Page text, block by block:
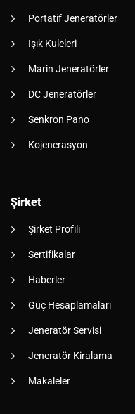
Portatif Jeneratörler
Işık Kuleleri
Marin Jeneratörler
DC Jeneratörler
Senkron Pano
Kojenerasyon
Şirket
Şirket Profili
Sertifikalar
Haberler
Güç Hesaplamaları
Jeneratör Servisi
Jeneratör Kiralama
Makaleler